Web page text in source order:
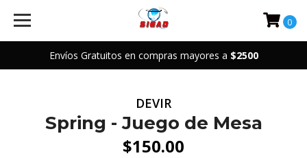
Envíos Gratuitos en compras mayores a $2500
0
DEVIR
Spring - Juego de Mesa
$150.00